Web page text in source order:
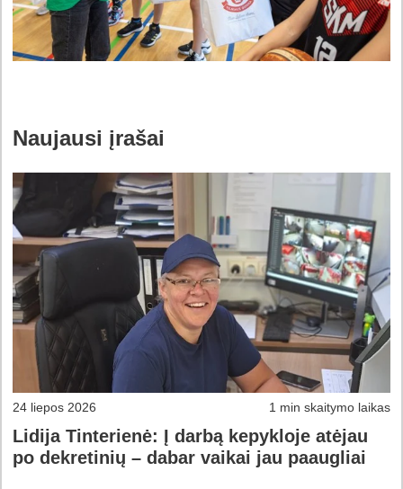
Naujausi įrašai
24 liepos 2026 1 min skaitymo laikas
Lidija Tinterienė: Į darbą kepykloje atėjau
po dekretinių – dabar vaikai jau paaugliai